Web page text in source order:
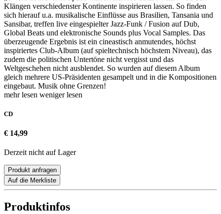
Klängen verschiedenster Kontinente inspirieren lassen. So finden
sich hierauf u.a. musikalische Einflüsse aus Brasilien, Tansania und
Sansibar, treffen live eingespielter Jazz-Funk / Fusion auf Dub,
Global Beats und elektronische Sounds plus Vocal Samples. Das
überzeugende Ergebnis ist ein cineastisch anmutendes, höchst
inspiriertes Club-Album (auf spieltechnisch höchstem Niveau), das
zudem die politischen Untertöne nicht vergisst und das
Weltgeschehen nicht ausblendet. So wurden auf diesem Album
gleich mehrere US-Präsidenten gesampelt und in die Kompositionen
eingebaut. Musik ohne Grenzen!
mehr lesen weniger lesen
CD
€ 14,99
Derzeit nicht auf Lager
Produkt anfragen
Auf die Merkliste
Produktinfos